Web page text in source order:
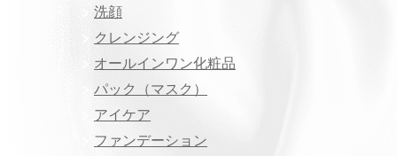
洗顔
クレンジング
オールインワン化粧品
パック（マスク）
アイケア
ファンデーション